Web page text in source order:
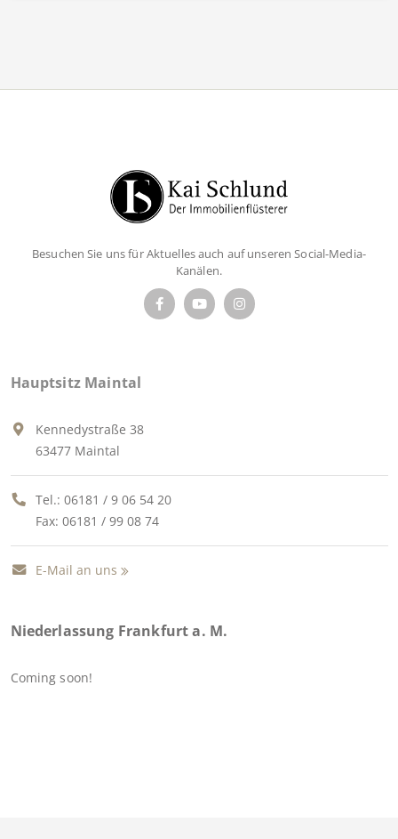
Besuchen Sie uns für Aktuelles auch auf unseren Social-Media-
Kanälen.
Hauptsitz Maintal
Kennedystraße 38
63477 Maintal
Tel.: 06181 / 9 06 54 20
Fax: 06181 / 99 08 74
E-Mail an uns
Niederlassung Frankfurt a. M.
Coming soon!